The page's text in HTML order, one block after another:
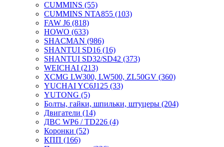
CUMMINS (55)
CUMMINS NTA855 (103)
FAW J6 (818)
HOWO (633)
SHACMAN (986)
SHANTUI SD16 (16)
SHANTUI SD32/SD42 (373)
WEICHAI (213)
XCMG LW300, LW500, ZL50GV (360)
YUCHAI YC6J125 (33)
YUTONG (5)
Болты, гайки, шпильки, штуцеры (204)
Двигатели (14)
ДВС WP6 / TD226 (4)
Коронки (52)
КПП (166)